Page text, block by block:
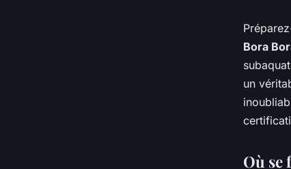
Bora
un
Où se